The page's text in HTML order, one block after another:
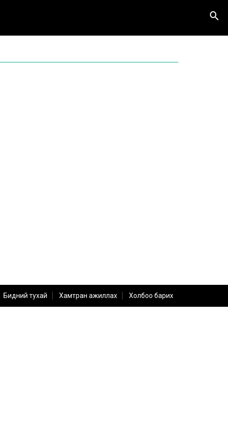
Бидний тухай Хамтран ажиллах Холбоо барих